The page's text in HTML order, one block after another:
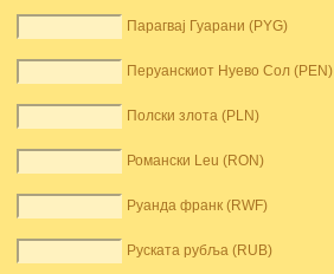
Парагвај Гуарани (PYG)
Перуанскиот Нуево Сол (PEN)
Полски злота (PLN)
Романски Leu (RON)
Руанда франк (RWF)
Руската рубља (RUB)